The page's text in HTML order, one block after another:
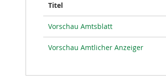
Titel
Vorschau Amtsblatt
Vorschau Amtlicher Anzeiger